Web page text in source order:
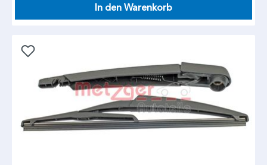
In den Warenkorb